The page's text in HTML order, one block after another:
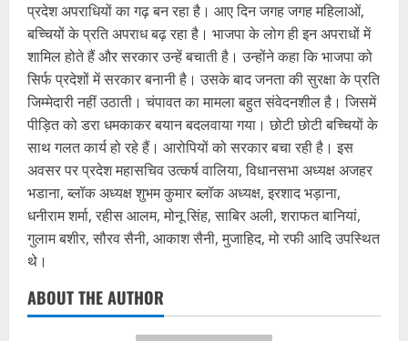
प्रदेश अपराधियों का गढ़ बन रहा है। आए दिन जगह जगह महिलाओं,
बच्चियों के प्रति अपराध बढ़ रहा है। भाजपा के लोग ही इन अपराधों में
शामिल होते हैं और सरकार उन्हें बचाती है। उन्होंने कहा कि भाजपा को
सिर्फ प्रदेशों में सरकार बनानी है। उसके बाद जनता की सुरक्षा के प्रति
जिम्मेदारी नहीं उठाती। चंपावत का मामला बहुत संवेदनशील है। जिसमें
पीड़ित को डरा धमकाकर बयान बदलवाया गया। छोटी छोटी बच्चियों के
साथ गलत कार्य हो रहे हैं। आरोपियों को सरकार बचा रही है। इस
अवसर पर प्रदेश महासचिव उत्कर्ष वालिया, विधानसभा अध्यक्ष अजहर
भडाना, ब्लॉक अध्यक्ष शुभम कुमार ब्लॉक अध्यक्ष, इरशाद भड़ाना,
धनीराम शर्मा, रहीस आलम, मोनू सिंह, साबिर अली, शराफत बानियां,
गुलाम बशीर, सौरव सैनी, आकाश सैनी, मुजाहिद, मो रफी आदि उपस्थित
थे।
ABOUT THE AUTHOR